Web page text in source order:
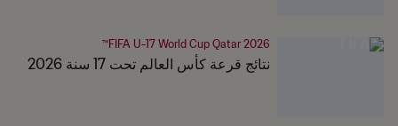
FIFA U-17 World Cup Qatar 2026™
نتائج قرعة كأس العالم تحت 17 سنة 2026